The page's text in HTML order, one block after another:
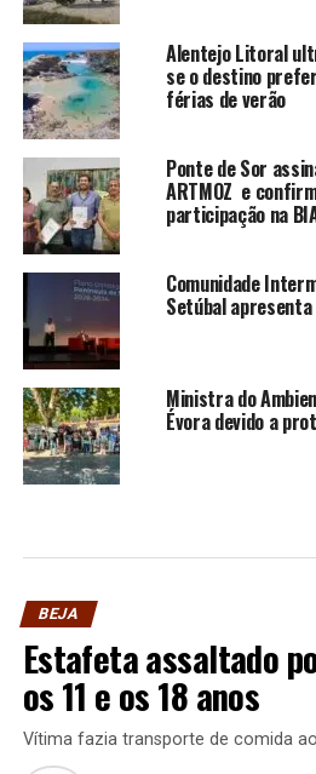
Alentejo Litoral
se o destino
férias de verão
Ponte de Sor
ARTMOZ e
participação na
Comunidade
Setúbal
Ministra do
Évora devido a
BEJA
Estafeta assaltado
os 11 e os 18 anos
Vítima fazia transporte de comida